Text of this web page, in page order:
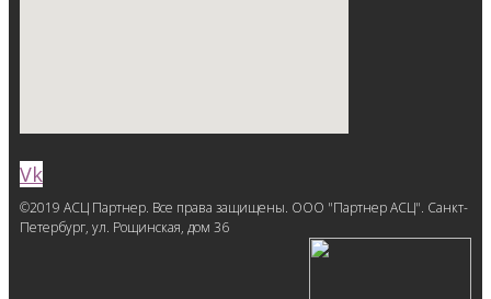
Vk
©2019 АСЦ Партнер. Все права защищены. ООО "Партнер АСЦ". Санкт-
Петербург, ул. Рощинская, дом 36